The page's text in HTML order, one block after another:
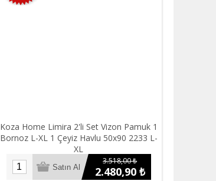
Koza Home Limira 2'li Set Vizon Pamuk 1
Bornoz L-XL 1 Çeyiz Havlu 50x90 2233 L-
XL
3.518,00 ₺
2.480,90 ₺